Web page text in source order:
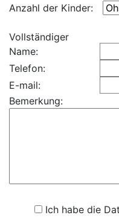
Anzahl der Kinder:
Vollständiger
Name:
Telefon:
E-mail:
Bemerkung:
Ich habe die